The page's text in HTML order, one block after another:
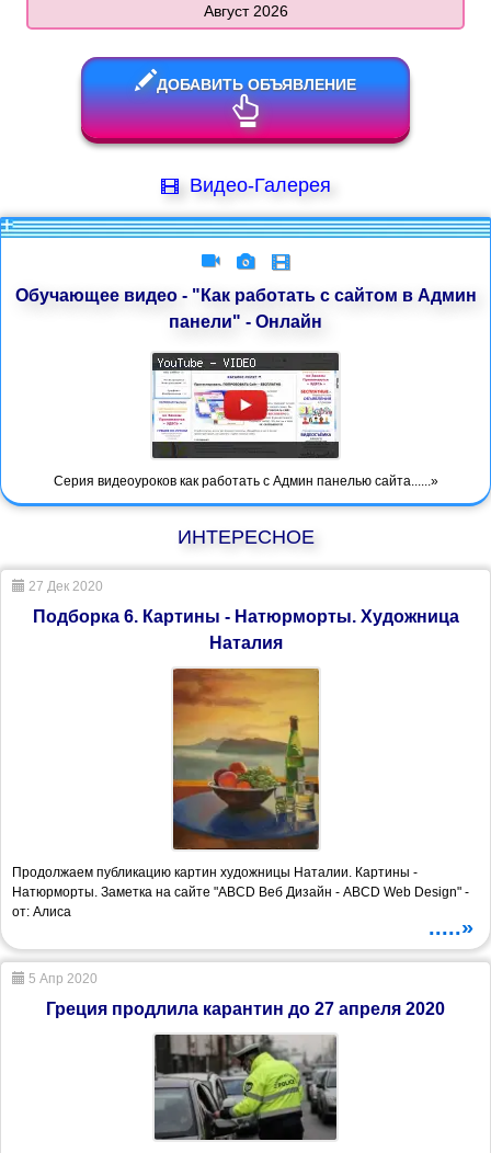
Август 2026
ДОБАВИТЬ ОБЪЯВЛЕНИЕ
Видео-Галерея
Обучающее видео - "Как работать с сайтом в Админ
панели" - Онлайн
Серия видеоуроков как работать с Админ панелью сайта......»
ИНТЕРЕСНОЕ
27 Дек 2020
Подборка 6. Картины - Натюрморты. Художница
Наталия
Продолжаем публикацию картин художницы Наталии. Картины -
Натюрморты. Заметка на сайте "ABCD Веб Дизайн - ABCD Web Design" -
от: Алиса
.....»
5 Апр 2020
Греция продлила карантин до 27 апреля 2020